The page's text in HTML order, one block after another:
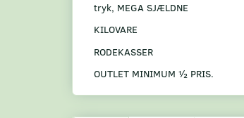
tryk, MEGA SJÆLDNE
KILOVARE
RODEKASSER
OUTLET MINIMUM ½ PRIS.